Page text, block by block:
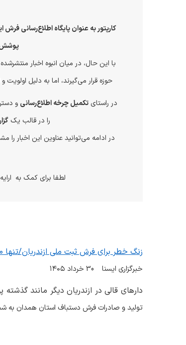
کارپتور به عنوان پایگاه اطلاع‌رسانی فرش
پوشش
با این حال، در میان انبوه اخبار
حوزه قرار می‌گیرند، اما به دلیل
در راستایتکمیل چرخه اطلاع‌رسانی و
را در قالب یک
در ادامه می‌توانید عناوین این اخبار
لطفا برای کمک به
زنگ خطر برای فرش ثبت ملی ازندریان/تنها ۵۰ کارگاه فعال باقی مانده است
خبرگزاری ایسنا 30 خرداد ۱۴۰۵
دارهای قالی در ازندریان دیگر مانند
تولید و صادرات فرش دستباف استان همدان به